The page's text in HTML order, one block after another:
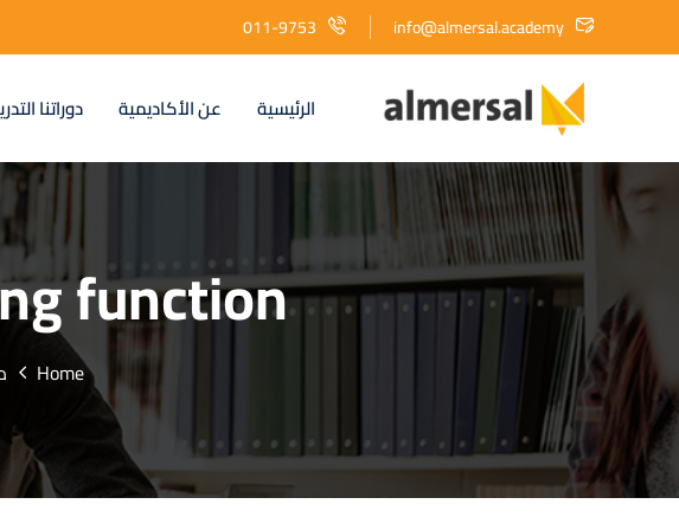
info@almersal.academy
011-9753
الرئيسية عن الأكاديمية دوراتنا
function
Home